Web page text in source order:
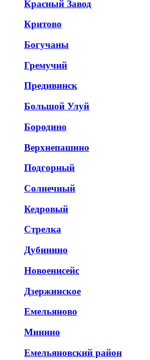
Красный Завод
Критово
Богучаны
Гремучий
Предивинск
Большой Улуй
Бородино
Верхнепашино
Подгорный
Солнечный
Кедровый
Стрелка
Дубинино
Новоенисейс
Дзержинское
Емельяново
Минино
Емельяновский район